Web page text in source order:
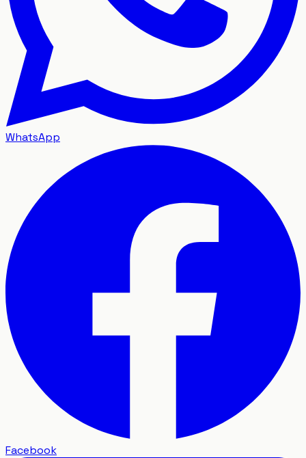
WhatsApp
Facebook